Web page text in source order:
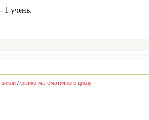
1 учень.
цикли / фізико-математичного циклу